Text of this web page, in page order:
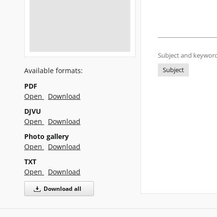
Available formats:
PDF
Open
Download
DJVU
Open
Download
Photo gallery
Open
Download
TXT
Open
Download
Download all
Subject and
Subject